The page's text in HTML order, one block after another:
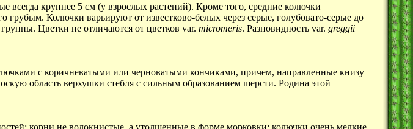
всегда крупнее 5 см (у взрослых растений). Кроме того, средние колючки
Колючки варьируют от известково-белых через серые, голубовато-серые до
Цветки не отличаются от цветков var. micromeris. Разновидность var. greggii
с коричневатыми или черноватыми кончиками, причем, направленные книзу
область верхушки стебля с сильным образованием шерсти. Родина этой
корни не волокнистые, а утолщенные в форме морковки; колючки очень мелкие,